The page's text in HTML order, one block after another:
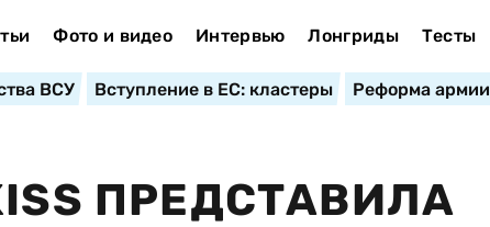
Фото и видео Интервью Лонгриды Тесты
ВСУ Вступление в ЕС: кластеры Реформа армии
ПРЕДСТАВИЛА